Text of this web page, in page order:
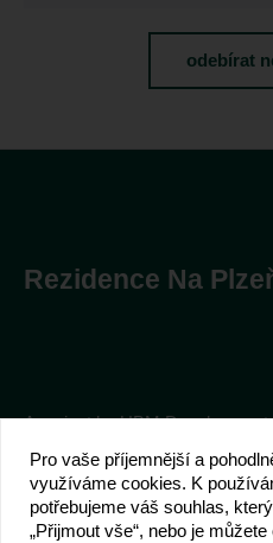
odebírat
Rezidence Na
A project by UBM
Pro vaše příjemnější a
využíváme cookies. K
potřebujeme váš souhlas,
„Přijmout vše“, nebo je